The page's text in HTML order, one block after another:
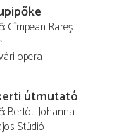
Cîmpean Rareş
opera
útmutató
Bertóti Johanna
Stúdió